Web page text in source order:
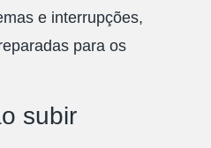
e interrupções,
para os
subir